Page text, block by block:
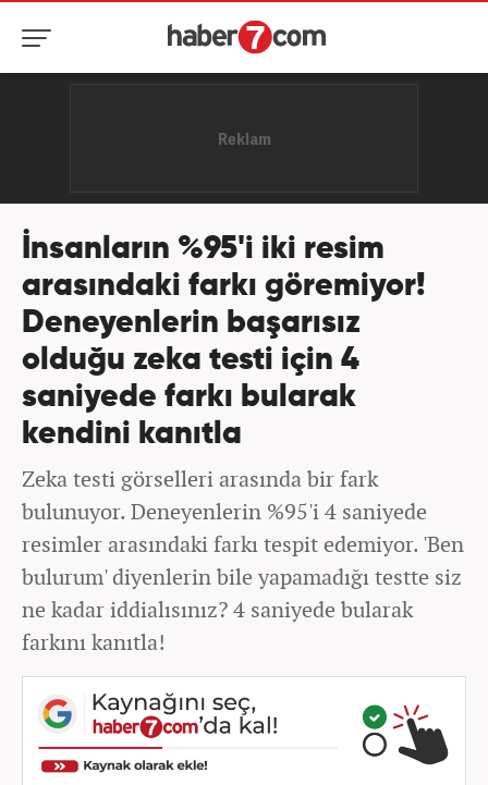
İnsanların %95'i iki resim
arasındaki farkı göremiyor!
Deneyenlerin başarısız
olduğu zeka testi için 4
saniyede farkı bularak
kendini kanıtla
Zeka testi görselleri arasında bir fark
bulunuyor. Deneyenlerin %95'i 4 saniyede
resimler arasındaki farkı tespit edemiyor. 'Ben
bulurum' diyenlerin bile yapamadığı testte siz
ne kadar iddialısınız? 4 saniyede bularak
farkını kanıtla!